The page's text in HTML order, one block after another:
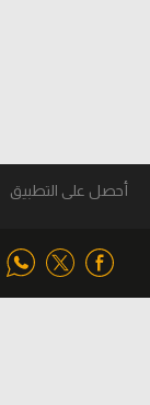
أحصل على التطبيق